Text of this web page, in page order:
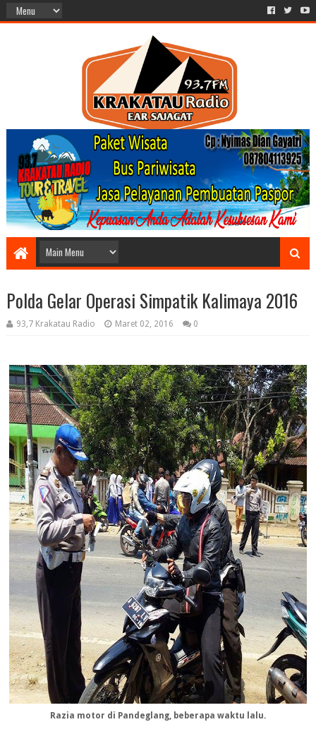
Polda Gelar Operasi Simpatik Kalimaya 2016
93,7 Krakatau Radio Maret 02, 2016 0
Razia motor di Pandeglang, beberapa waktu lalu.